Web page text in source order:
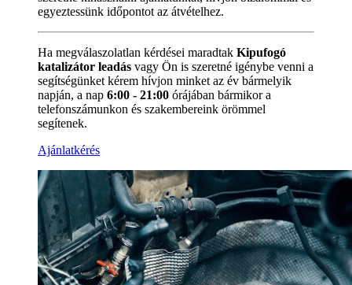
egyeztessünk időpontot az átvételhez.
Ha megválaszolatlan kérdései maradtak Kipufogó
katalizátor leadás vagy Ön is szeretné igénybe venni a
segítségünket kérem hívjon minket az év bármelyik
napján, a nap 6:00 - 21:00 órájában bármikor a
telefonszámunkon és szakembereink örömmel
segítenek.
Ajánlatkérés